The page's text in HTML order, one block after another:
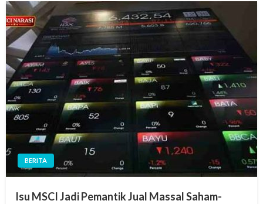
BERITA
Isu MSCI Jadi Pemantik Jual Massal Saham-